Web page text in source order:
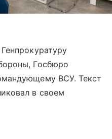
Госбюро
ВСУ. Текст
в своем